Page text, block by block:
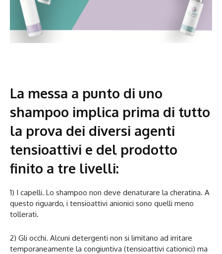
La messa a punto di uno
shampoo implica prima di tutto
la prova dei diversi agenti
tensioattivi e del prodotto
finito a tre livelli:
1) I capelli. Lo shampoo non deve denaturare la cheratina. A
questo riguardo, i tensioattivi anionici sono quelli meno
tollerati.
2) Gli occhi. Alcuni detergenti non si limitano ad irritare
temporaneamente la congiuntiva (tensioattivi cationici) ma